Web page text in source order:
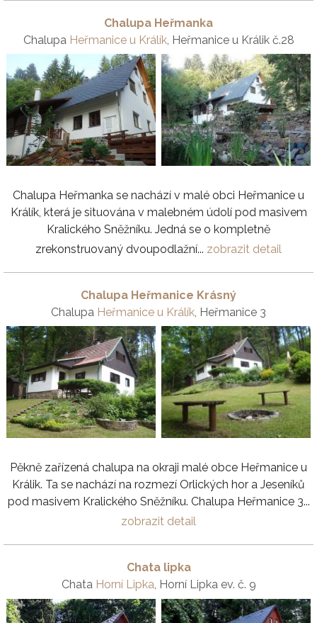
Chalupa Heřmanka
Chalupa Heřmanice u Králík, Heřmanice u Králik č.28
Chalupa Heřmanka se nachází v malé obci Heřmanice u
Králík, která je situována v malebném údolí pod masivem
Kralického Sněžníku. Jedná se o kompletně
zrekonstruovaný dvoupodlažní... zobrazit detail
Chalupa Heřmanice Krásný
Chalupa Heřmanice u Králík, Heřmanice 3
Pěkně zařízená chalupa na okraji malé obce Heřmanice u
Králik. Ta se nachází na rozmezí Orlických hor a Jeseníků
pod masivem Kralického Sněžníku. Chalupa Heřmanice 3...
zobrazit detail
Chata lipka
Chata Horní Lipka, Horní Lipka ev. č. 9